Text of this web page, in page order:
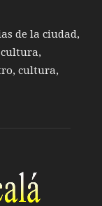
de la ciudad,
cultura,